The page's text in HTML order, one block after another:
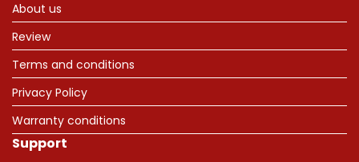
About us
Review
Terms and conditions
Privacy Policy
Warranty conditions
Support